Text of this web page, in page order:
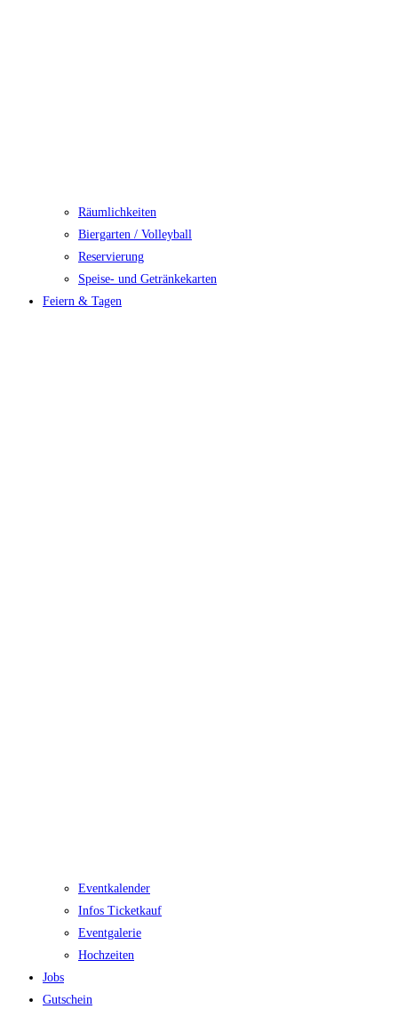
Räumlichkeiten
Biergarten / Volleyball
Reservierung
Speise- und Getränkekarten
Feiern & Tagen
Eventkalender
Infos Ticketkauf
Eventgalerie
Hochzeiten
Jobs
Gutschein